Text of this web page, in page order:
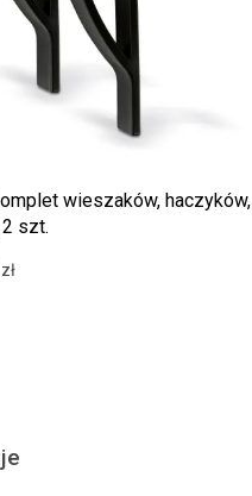
wieszaków, haczyków,
szt.
zł